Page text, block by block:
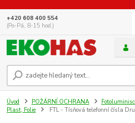
+420 608 400 554
(Po-Pá, 8-15 hod.)
Úvod POŽÁRNÍ OCHRANA
Plast, Folie
FTL - Tísňová telefonní čísla